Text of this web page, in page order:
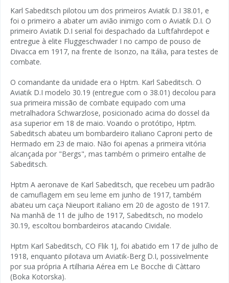
Karl Sabeditsch pilotou um dos primeiros Aviatik D.I 38.01, e
foi o primeiro a abater um avião inimigo com o Aviatik D.I. O
primeiro Aviatik D.I serial foi despachado da Luftfahrdepot e
entregue à elite Fluggeschwader I no campo de pouso de
Divacca em 1917, na frente de Isonzo, na Itália, para testes de
combate.
O comandante da unidade era o Hptm. Karl Sabeditsch. O
Aviatik D.I modelo 30.19 (entregue com o 38.01) decolou para
sua primeira missão de combate equipado com uma
metralhadora Schwarzlose, posicionado acima do dossel da
asa superior em 18 de maio. Voando o protótipo, Hptm.
Sabeditsch abateu um bombardeiro italiano Caproni perto de
Hermado em 23 de maio. Não foi apenas a primeira vitória
alcançada por "Bergs", mas também o primeiro entalhe de
Sabeditsch.
Hptm A aeronave de Karl Sabeditsch, que recebeu um padrão
de camuflagem em seu leme em junho de 1917, também
abateu um caça Nieuport italiano em 20 de agosto de 1917.
Na manhã de 11 de julho de 1917, Sabeditsch, no modelo
30.19, escoltou bombardeiros atacando Cividale.
Hptm Karl Sabeditsch, CO Flik 1J, foi abatido em 17 de julho de
1918, enquanto pilotava um Aviatik-Berg D.I, possivelmente
por sua própria A rtilharia Aérea em Le Bocche di Càttaro
(Boka Kotorska).